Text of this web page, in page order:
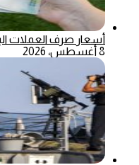
أسعار صرف العملات
8 أغسطس، 2026